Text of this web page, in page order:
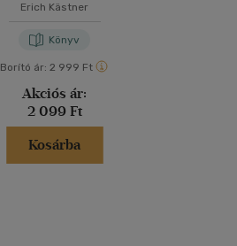
Erich Kästner
Könyv
Borító ár: 2 999 Ft
Akciós ár:
2 099 Ft
Kosárba